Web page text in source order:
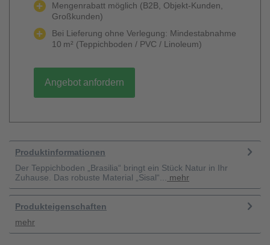
Mengenrabatt möglich (B2B, Objekt-Kunden,
Großkunden)
Bei Lieferung ohne Verlegung: Mindestabnahme
10 m² (Teppichboden / PVC / Linoleum)
Angebot anfordern
Produktinformationen
Der Teppichboden „Brasilia“ bringt ein Stück Natur in Ihr
Zuhause. Das robuste Material „Sisal“...
mehr
Produkteigenschaften
mehr